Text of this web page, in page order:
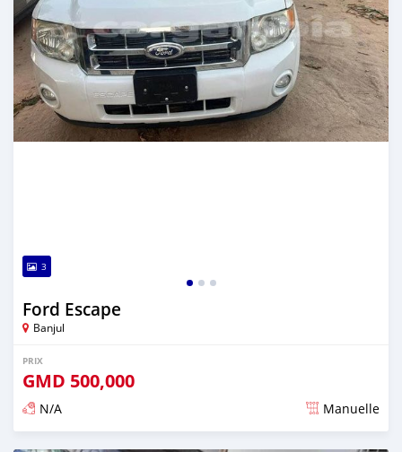
3
Ford Escape
Banjul
PRIX
GMD 500,000
N/A Manuelle
Publié il y a plus de 2 ans